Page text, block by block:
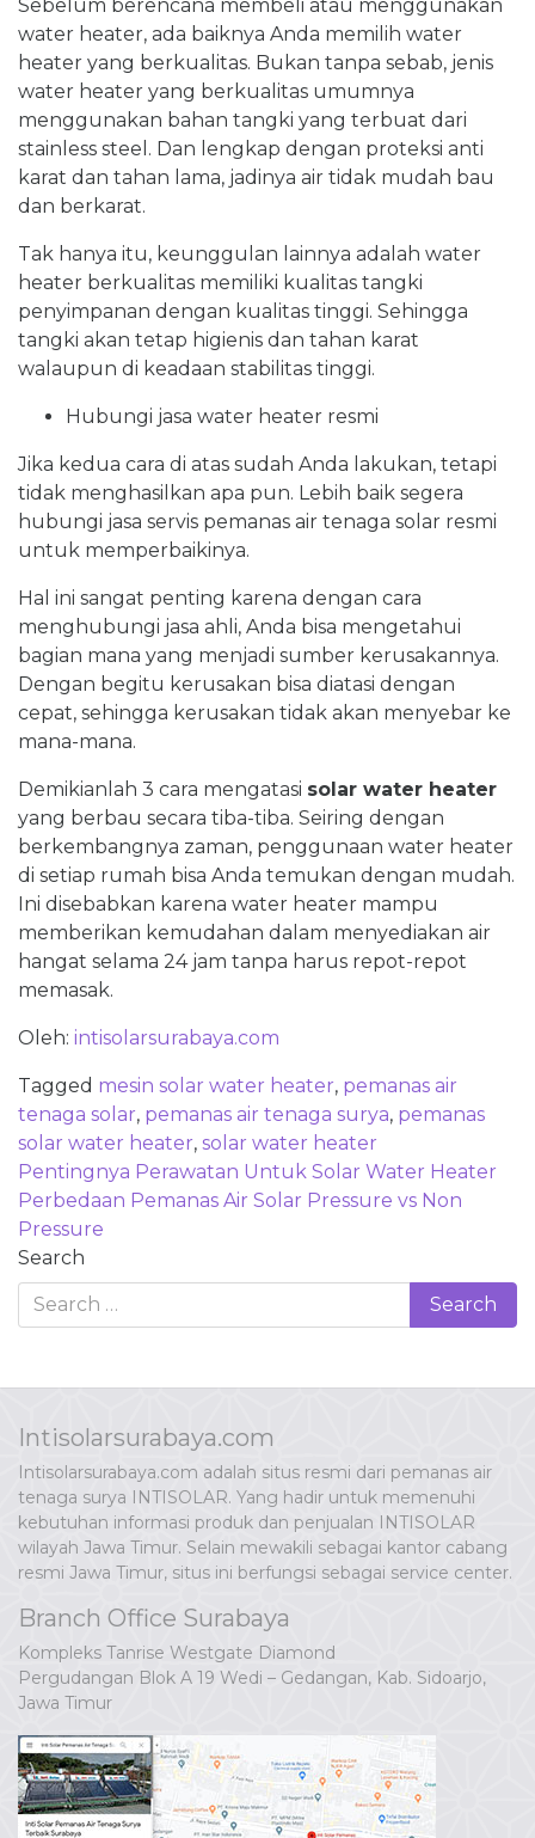
Sebelum berencana membeli atau menggunakan
water heater, ada baiknya Anda memilih water
heater yang berkualitas. Bukan tanpa sebab, jenis
water heater yang berkualitas umumnya
menggunakan bahan tangki yang terbuat dari
stainless steel. Dan lengkap dengan proteksi anti
karat dan tahan lama, jadinya air tidak mudah bau
dan berkarat.
Tak hanya itu, keunggulan lainnya adalah water
heater berkualitas memiliki kualitas tangki
penyimpanan dengan kualitas tinggi. Sehingga
tangki akan tetap higienis dan tahan karat
walaupun di keadaan stabilitas tinggi.
Hubungi jasa water heater resmi
Jika kedua cara di atas sudah Anda lakukan, tetapi
tidak menghasilkan apa pun. Lebih baik segera
hubungi jasa servis pemanas air tenaga solar resmi
untuk memperbaikinya.
Hal ini sangat penting karena dengan cara
menghubungi jasa ahli, Anda bisa mengetahui
bagian mana yang menjadi sumber kerusakannya.
Dengan begitu kerusakan bisa diatasi dengan
cepat, sehingga kerusakan tidak akan menyebar ke
mana-mana.
Demikianlah 3 cara mengatasi solar water heater
yang berbau secara tiba-tiba. Seiring dengan
berkembangnya zaman, penggunaan water heater
di setiap rumah bisa Anda temukan dengan mudah.
Ini disebabkan karena water heater mampu
memberikan kemudahan dalam menyediakan air
hangat selama 24 jam tanpa harus repot-repot
memasak.
Oleh: intisolarsurabaya.com
Tagged mesin solar water heater, pemanas air
tenaga solar, pemanas air tenaga surya, pemanas
solar water heater, solar water heater
Post
navigation
Pentingnya Perawatan Untuk Solar Water Heater
Perbedaan Pemanas Air Solar Pressure vs Non
Pressure
Search
Intisolarsurabaya.com
Intisolarsurabaya.com adalah situs resmi dari pemanas air
tenaga surya INTISOLAR. Yang hadir untuk memenuhi
kebutuhan informasi produk dan penjualan INTISOLAR
wilayah Jawa Timur. Selain mewakili sebagai kantor cabang
resmi Jawa Timur, situs ini berfungsi sebagai service center.
Branch Office Surabaya
Kompleks Tanrise Westgate Diamond
Pergudangan Blok A 19 Wedi – Gedangan, Kab. Sidoarjo,
Jawa Timur